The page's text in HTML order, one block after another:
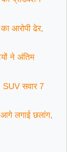
आरोपी ढेर,
ने अंतिम
SUV सवार 7
लगाई छलांग,